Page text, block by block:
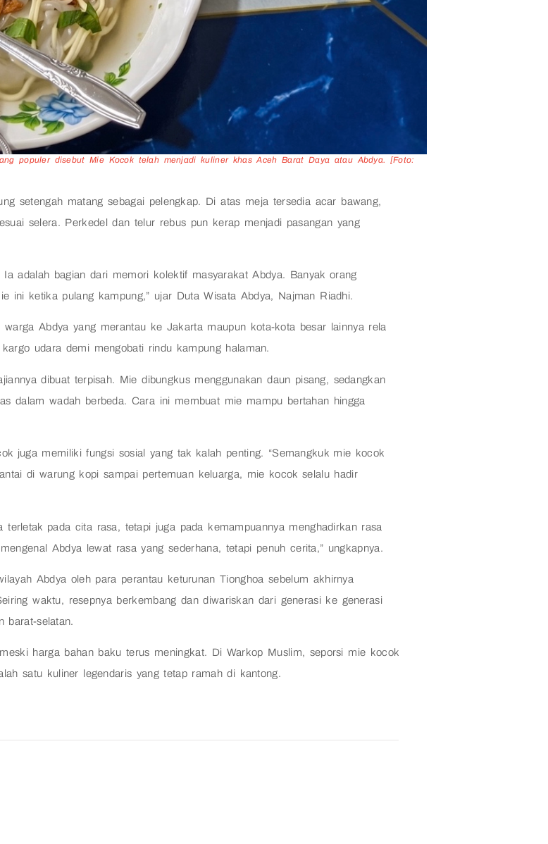
populer disebut Mie Kocok telah menjadi kuliner khas Aceh Barat Daya atau Abdya. [Foto:
setengah matang sebagai pelengkap. Di atas meja tersedia acar bawang,
selera. Perkedel dan telur rebus pun kerap menjadi pasangan yang
adalah bagian dari memori kolektif masyarakat Abdya. Banyak orang
ini ketika pulang kampung,” ujar Duta Wisata Abdya, Najman Riadhi.
Abdya yang merantau ke Jakarta maupun kota-kota besar lainnya rela
udara demi mengobati rindu kampung halaman.
dibuat terpisah. Mie dibungkus menggunakan daun pisang, sedangkan
dalam wadah berbeda. Cara ini membuat mie mampu bertahan hingga
juga memiliki fungsi sosial yang tak kalah penting. “Semangkuk mie kocok
di warung kopi sampai pertemuan keluarga, mie kocok selalu hadir
pada cita rasa, tetapi juga pada kemampuannya menghadirkan rasa
Abdya lewat rasa yang sederhana, tetapi penuh cerita,” ungkapnya.
Abdya oleh para perantau keturunan Tionghoa sebelum akhirnya
waktu, resepnya berkembang dan diwariskan dari generasi ke generasi
barat-selatan.
harga bahan baku terus meningkat. Di Warkop Muslim, seporsi mie kocok
satu kuliner legendaris yang tetap ramah di kantong.